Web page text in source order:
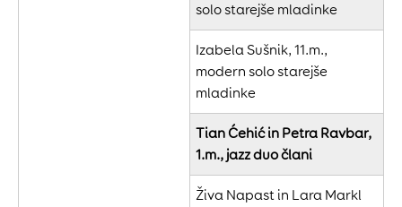
solo starejše mladinke
Izabela Sušnik, 11.m.,
modern solo starejše
mladinke
Tian Ćehić in Petra Ravbar,
1.m., jazz duo člani
Živa Napast in Lara Markl